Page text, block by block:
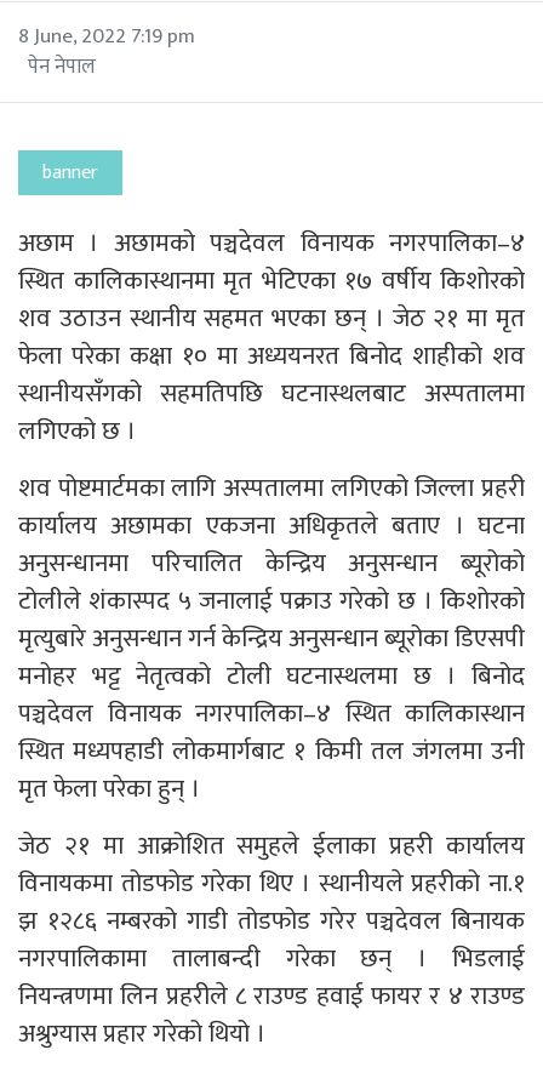
8 June, 2022 7:19 pm
पेन नेपाल
banner
अछाम । अछामको पञ्चदेवल विनायक नगरपालिका–४
स्थित कालिकास्थानमा मृत भेटिएका १७ वर्षीय किशोरको
शव उठाउन स्थानीय सहमत भएका छन् । जेठ २१ मा मृत
फेला परेका कक्षा १० मा अध्ययनरत बिनोद शाहीको शव
स्थानीयसँगको सहमतिपछि घटनास्थलबाट अस्पतालमा
लगिएको छ ।
शव पोष्टमार्टमका लागि अस्पतालमा लगिएको जिल्ला प्रहरी
कार्यालय अछामका एकजना अधिकृतले बताए । घटना
अनुसन्धानमा परिचालित केन्द्रिय अनुसन्धान ब्यूरोको
टोलीले शंकास्पद ५ जनालाई पक्राउ गरेको छ । किशोरको
मृत्युबारे अनुसन्धान गर्न केन्द्रिय अनुसन्धान ब्यूरोका डिएसपी
मनोहर भट्ट नेतृत्वको टोली घटनास्थलमा छ । बिनोद
पञ्चदेवल विनायक नगरपालिका–४ स्थित कालिकास्थान
स्थित मध्यपहाडी लोकमार्गबाट १ किमी तल जंगलमा उनी
मृत फेला परेका हुन् ।
जेठ २१ मा आक्रोशित समुहले ईलाका प्रहरी कार्यालय
विनायकमा तोडफोड गरेका थिए । स्थानीयले प्रहरीको ना.१
झ १२८६ नम्बरको गाडी तोडफोड गरेर पञ्चदेवल बिनायक
नगरपालिकामा तालाबन्दी गरेका छन् । भिडलाई
नियन्त्रणमा लिन प्रहरीले ८ राउण्ड हवाई फायर र ४ राउण्ड
अश्रुग्यास प्रहार गरेको थियो ।